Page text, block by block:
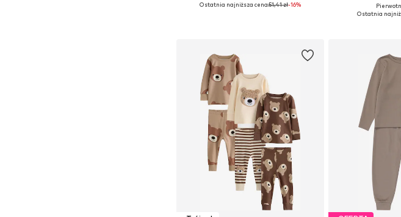
Ostatnia najniższa cena:51,41 zł-16%
Dostępne w
Ostatnia